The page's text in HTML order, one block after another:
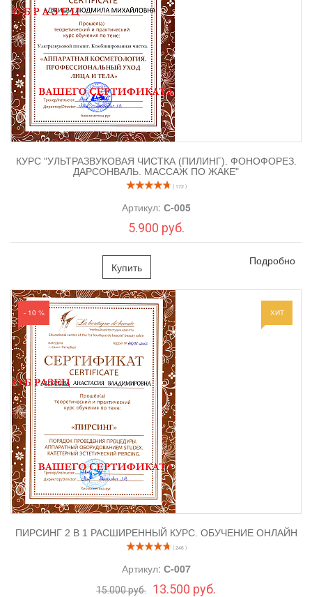
медицинского образования.
КУРС "УЛЬТРАЗВУКОВАЯ ЧИСТКА (ПИЛИНГ). ФОНОФОРЕЗ.
ДАРСОНВАЛЬ. МАССАЖ ПО ЖАКЕ"
( 172 )
Артикул: С-005
5.900 руб.
Купить Подробно
ХИТ
- 10 %
ПИРСИНГ 2 В 1 РАСШИРЕННЫЙ КУРС. ОБУЧЕНИЕ ОНЛАЙН
( 246 )
Артикул: С-007
15.000 руб. 13.500 руб.